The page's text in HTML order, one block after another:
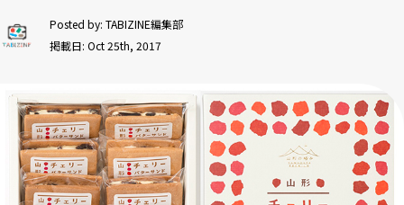
Posted by: TABIZINE編集部
掲載日: Oct 25th, 2017